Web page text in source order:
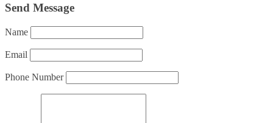
Send Message
Name
Email
Phone Number